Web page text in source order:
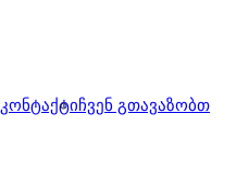
კონტაქტიჩვენ გთავაზობთ